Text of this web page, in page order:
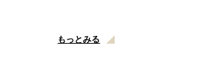
もっとみる